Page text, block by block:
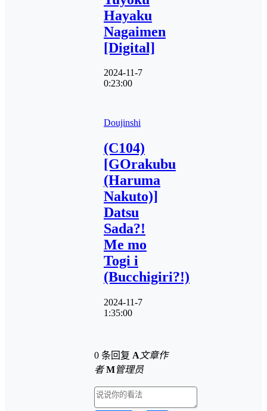
Hayaku
Nagaimen
[Digital]
2024-11-7
0:23:00
Doujinshi
(C104)
[GOrakubu
(Haruma
Nakuto)]
Datsu
Sada?!
Me mo
Togi i
(Bucchigiri?!)
2024-11-7
1:35:00
0 条回复 A 文章作
者 M管理员